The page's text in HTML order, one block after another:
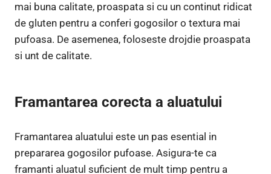
mai buna calitate, proaspata si cu un continut ridicat
de gluten pentru a conferi gogosilor o textura mai
pufoasa. De asemenea, foloseste drojdie proaspata
si unt de calitate.
Framantarea corecta a aluatului
Framantarea aluatului este un pas esential in
prepararea gogosilor pufoase. Asigura-te ca
framanti aluatul suficient de mult timp pentru a